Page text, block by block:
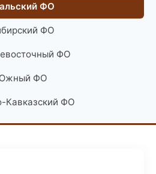
ФО
ФО
ФО
ФО
Кавказский ФО